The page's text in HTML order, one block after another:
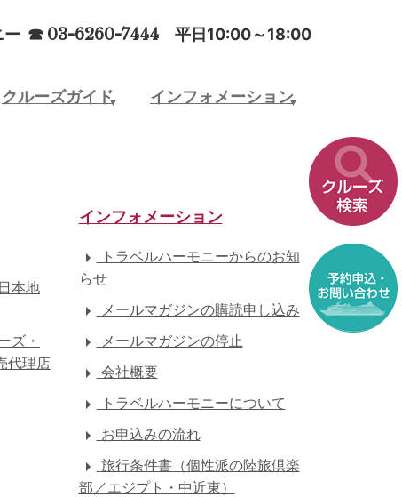
ー ☎ 03-6260-7444 平日10:00～18:00
クルーズガイド インフォメーション
本地
ズ・
代理店
インフォメーション
トラベルハーモニーからのお知
らせ
メールマガジンの購読申し込み
メールマガジンの停止
会社概要
トラベルハーモニーについて
お申込みの流れ
旅行条件書（個性派の陸旅倶楽
部／エジプト・中近東）